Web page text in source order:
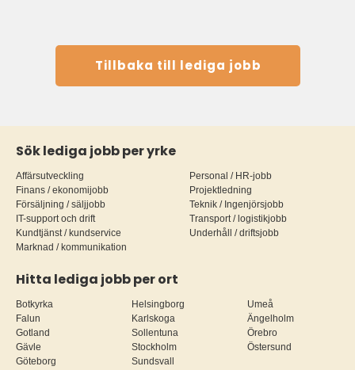
Tillbaka till lediga jobb
Sök lediga jobb per yrke
Affärsutveckling
Finans / ekonomijobb
Försäljning / säljjobb
IT-support och drift
Kundtjänst / kundservice
Marknad / kommunikation
Personal / HR-jobb
Projektledning
Teknik / Ingenjörsjobb
Transport / logistikjobb
Underhåll / driftsjobb
Hitta lediga jobb per ort
Botkyrka
Falun
Gotland
Gävle
Göteborg
Helsingborg
Karlskoga
Sollentuna
Stockholm
Sundsvall
Umeå
Ängelholm
Örebro
Östersund